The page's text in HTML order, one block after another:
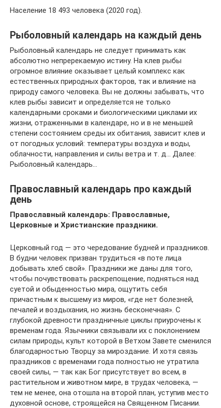
Население 18 493 человека (2020 год).
Рыболовный календарь на каждый день
Рыболовный календарь не следует принимать как
абсолютно непререкаемую истину. На клев рыбы
огромное влияние оказывает целый комплекс как
естественных природных факторов, так и влияние на
природу самого человека. Вы не должны забывать, что
клев рыбы зависит и определяется не только
календарными сроками и биологическими циклами их
жизни, отраженными в календаре, но и в не меньшей
степени состоянием среды их обитания, зависит клев и
от погодных условий: температуры воздуха и воды,
облачности, направления и силы ветра и т. д… Далее:
Рыболовный календарь…
Православный календарь про каждый
день
Православный календарь: Православные,
Церковные и Христианские праздники.
Церковный год — это чередование будней и праздников.
В будни человек призван трудиться «в поте лица
добывать хлеб свой». Праздники же даны для того,
чтобы почувствовать раскрепощение, подняться над
суетой и обыденностью мира, ощутить себя
причастным к высшему из миров, «где нет болезней,
печалей и воздыхания, но жизнь бесконечная». С
глубокой древности праздничные циклы приурочены к
временам года. Язычники связывали их с поклонением
силам природы, культ которой в Ветхом Завете сменился
благодарностью Творцу за мироздание. И хотя связь
праздников с временами года полностью не утратила
своей силы, — так как Бог присутствует во всем, в
растительном и животном мире, в трудах человека, —
тем не менее, она отошла на второй план, уступив место
духовной основе, строящейся на Священном Писании.